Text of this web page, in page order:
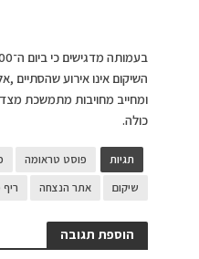
השיקום אינו אירוע שהסתיים
ומחייב מחויבות מתמשכת
כולה.
תגיות פוסט טראומה
שיקום
אתר הנצחה
הוספת תגובה